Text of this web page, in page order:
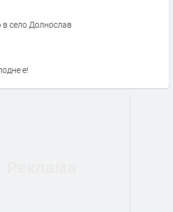
село Долнослав
е!